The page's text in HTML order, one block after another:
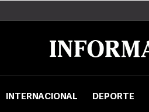
INTERNACIONAL DEPORTE